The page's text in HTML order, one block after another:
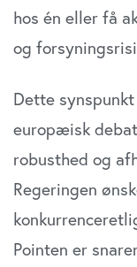
hos én eller få
og
Dette
europæisk
robusthed og
Regeringen
Pointen er